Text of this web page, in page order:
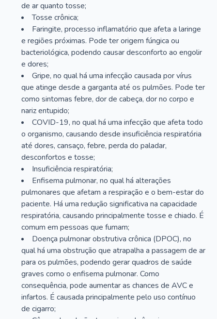
de ar quanto tosse;
Tosse crônica;
Faringite, processo inflamatório que afeta a laringe
e regiões próximas. Pode ter origem fúngica ou
bacteriológica, podendo causar desconforto ao engolir
e dores;
Gripe, no qual há uma infecção causada por vírus
que atinge desde a garganta até os pulmões. Pode ter
como sintomas febre, dor de cabeça, dor no corpo e
nariz entupido;
COVID-19, no qual há uma infecção que afeta todo
o organismo, causando desde insuficiência respiratória
até dores, cansaço, febre, perda do paladar,
desconfortos e tosse;
Insuficiência respiratória;
Enfisema pulmonar, no qual há alterações
pulmonares que afetam a respiração e o bem-estar do
paciente. Há uma redução significativa na capacidade
respiratória, causando principalmente tosse e chiado. É
comum em pessoas que fumam;
Doença pulmonar obstrutiva crônica (DPOC), no
qual há uma obstrução que atrapalha a passagem de ar
para os pulmões, podendo gerar quadros de saúde
graves como o enfisema pulmonar. Como
consequência, pode aumentar as chances de AVC e
infartos. É causada principalmente pelo uso contínuo
de cigarro;